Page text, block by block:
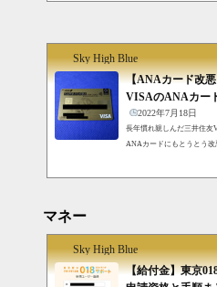
使ってきたPARCOセゾンカ
終了するそうだ。PARCO
るクレカがなくなるので、
になる。PARCOセゾンカー
Sky High Blue
【ANAカード改
VISAのANAカー
が残念ながら改悪
2022年7月18日
長年慣れ親しんだ三井住友
ANAカードにもとうとう改
いているが、以下の通り。
引廃止従来は紙に代えて
会費から1,100円割引があ
年会費からはなくなる。(2)
マネー
Sky High Blue
【給付金】東京